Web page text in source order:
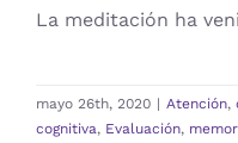
La meditación ha
mayo 26th, 2020 | Atención,
cognitiva, Evaluación,